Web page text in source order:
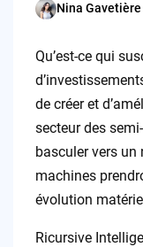
Posted
Nina Gavetière
Qu’est-ce qui
de créer et
secteur des
basculer vers un
machines
évolution
Ricursive